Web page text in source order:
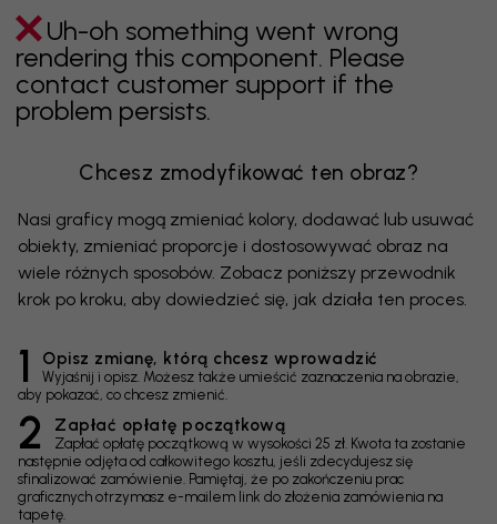
Uh-oh something went wrong
rendering this component. Please
contact customer support if the
problem persists.
Chcesz zmodyfikować ten obraz?
Nasi graficy mogą zmieniać kolory, dodawać lub usuwać
obiekty, zmieniać proporcje i dostosowywać obraz na
wiele różnych sposobów. Zobacz poniższy przewodnik
krok po kroku, aby dowiedzieć się, jak działa ten proces.
1 Opisz zmianę, którą chcesz wprowadzić
Wyjaśnij i opisz. Możesz także umieścić zaznaczenia na obrazie,
aby pokazać, co chcesz zmienić.
2 Zapłać opłatę początkową
Zapłać opłatę początkową w wysokości 25 zł. Kwota ta zostanie
następnie odjęta od całkowitego kosztu, jeśli zdecydujesz się
sfinalizować zamówienie. Pamiętaj, że po zakończeniu prac
graficznych otrzymasz e-mailem link do złożenia zamówienia na
tapetę.